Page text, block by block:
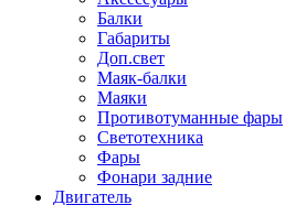
Балки
Габариты
Доп.свет
Маяк-балки
Маяки
Противотуманные фары
Светотехника
Фары
Фонари задние
Двигатель